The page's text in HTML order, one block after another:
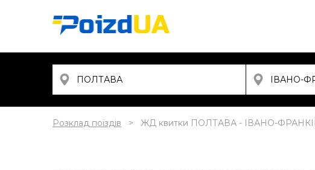
Розклад поїздів ЖД квитки ПОЛТАВА - ІВАНО-